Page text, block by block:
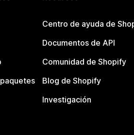
Centro de ayuda de
Documentos de API
Comunidad de Shopify
Blog de Shopify
Investigación